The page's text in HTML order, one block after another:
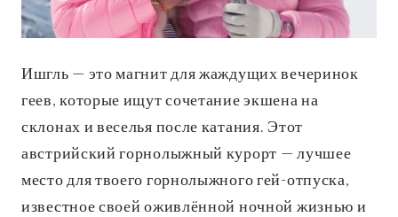
Ишгль — это магнит для жаждущих вечеринок
геев, которые ищут сочетание экшена на
склонах и веселья после катания. Этот
австрийский горнолыжный курорт — лучшее
место для твоего горнолыжного гей-отпуска,
известное своей оживлённой ночной жизнью и